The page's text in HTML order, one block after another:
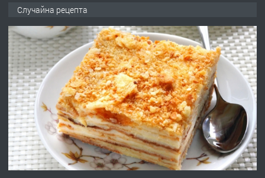
преди 4 дни
ПРЕДЛАГА
№4120 Магазин/Офис под наем в кв.
Любен Каравелов, Хасково-близо до
градската градина!
преди 4 дни
ПРЕДЛАГА
ПРОСТОРЕН ТРИСТАЕН
Случайна рецепта